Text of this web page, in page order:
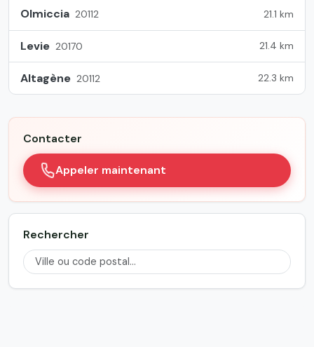
Olmiccia 20112 21.1 km
Levie 20170 21.4 km
Altagène 20112 22.3 km
Contacter
Appeler maintenant
Rechercher